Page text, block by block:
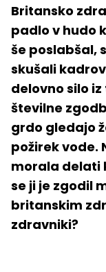
Britansko
padlo v hudo
še poslabšal,
skušali
delovno silo
številne
grdo gledajo
požirek vode.
morala delati
se ji je zgodil
britanskim
zdravniki?